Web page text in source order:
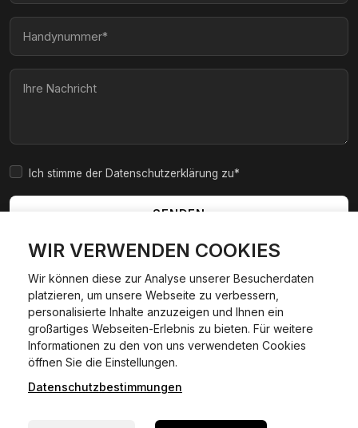
WIR VERWENDEN COOKIES
Wir können diese zur Analyse unserer Besucherdaten
platzieren, um unsere Webseite zu verbessern,
personalisierte Inhalte anzuzeigen und Ihnen ein
großartiges Webseiten-Erlebnis zu bieten. Für weitere
Informationen zu den von uns verwendeten Cookies
öffnen Sie die Einstellungen.
Datenschutzbestimmungen
Ich stimme der Datenschutzerklärung zu*
SENDEN
Widerrufsbelehrung Datenschutzerklärung
Cookie Policy
©2026 Kfzexpresszulassung L&D GmbH. Alle Rechte
staatliche Behörde.